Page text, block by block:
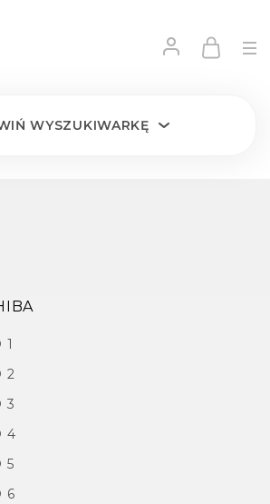
WYSZUKIWARKĘ
1
2
3
4
5
6